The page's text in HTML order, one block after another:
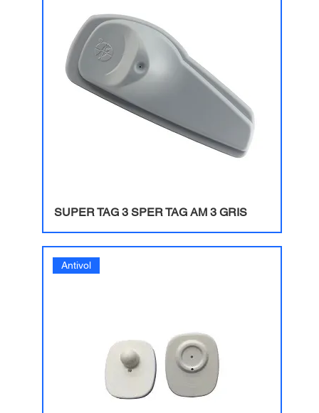
SUPER TAG 3 SPER TAG AM 3 GRIS
Antivol